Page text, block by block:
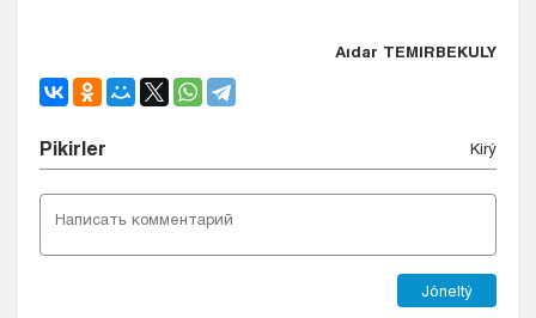
Aıdar TEMIRBEKULY
Pіkіrler Kіrý
Jóneltý